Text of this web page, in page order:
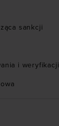
sankcji
i